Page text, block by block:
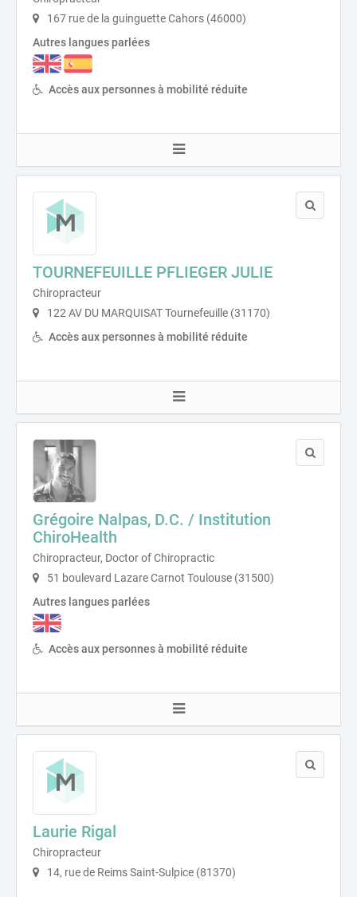
167 rue de la guinguette Cahors (46000)
Autres langues parlées
Accès aux personnes à mobilité réduite
TOURNEFEUILLE PFLIEGER JULIE
Chiropracteur
122 AV DU MARQUISAT Tournefeuille (31170)
Accès aux personnes à mobilité réduite
Grégoire Nalpas, D.C. / Institution
ChiroHealth
Chiropracteur, Doctor of Chiropractic
51 boulevard Lazare Carnot Toulouse (31500)
Autres langues parlées
Accès aux personnes à mobilité réduite
Laurie Rigal
Chiropracteur
14, rue de Reims Saint-Sulpice (81370)